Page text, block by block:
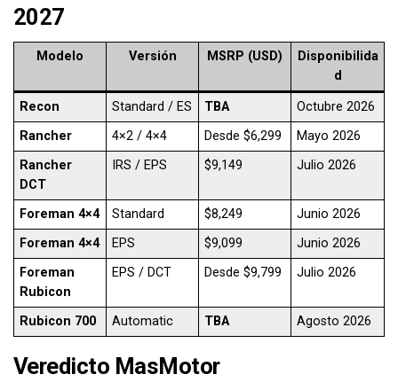
2027
Modelo Versión MSRP (USD)
Disponibilida
d
Recon Standard / ES TBA
Octubre 2026
Rancher
4×2 / 4×4 Desde $6,299
Mayo 2026
Rancher
DCT
IRS / EPS $9,149 Julio 2026
Foreman 4×4 Standard $8,249
Junio 2026
Foreman 4×4
EPS $9,099
Junio 2026
Foreman
Rubicon
EPS / DCT Desde $9,799 Julio 2026
Rubicon 700 Automatic TBA Agosto 2026
Veredicto MasMotor